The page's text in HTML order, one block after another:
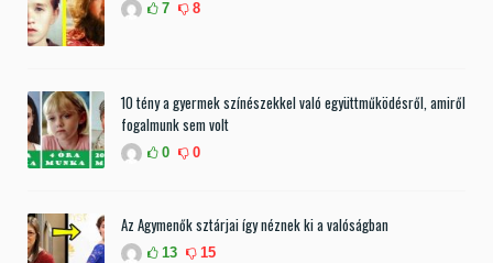
7 8
10 tény a gyermek színészekkel való együttműködésről, amiről
fogalmunk sem volt
0 0
Az Agymenők sztárjai így néznek ki a valóságban
13 15